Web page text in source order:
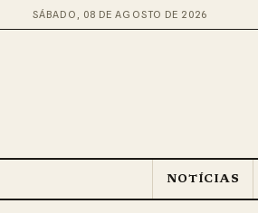
SÁBADO, 08 DE AGOSTO DE 2026
NOTÍCIAS